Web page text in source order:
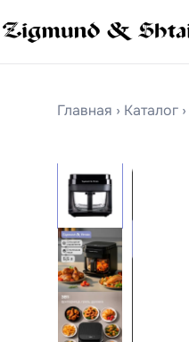
Главная › Каталог ›